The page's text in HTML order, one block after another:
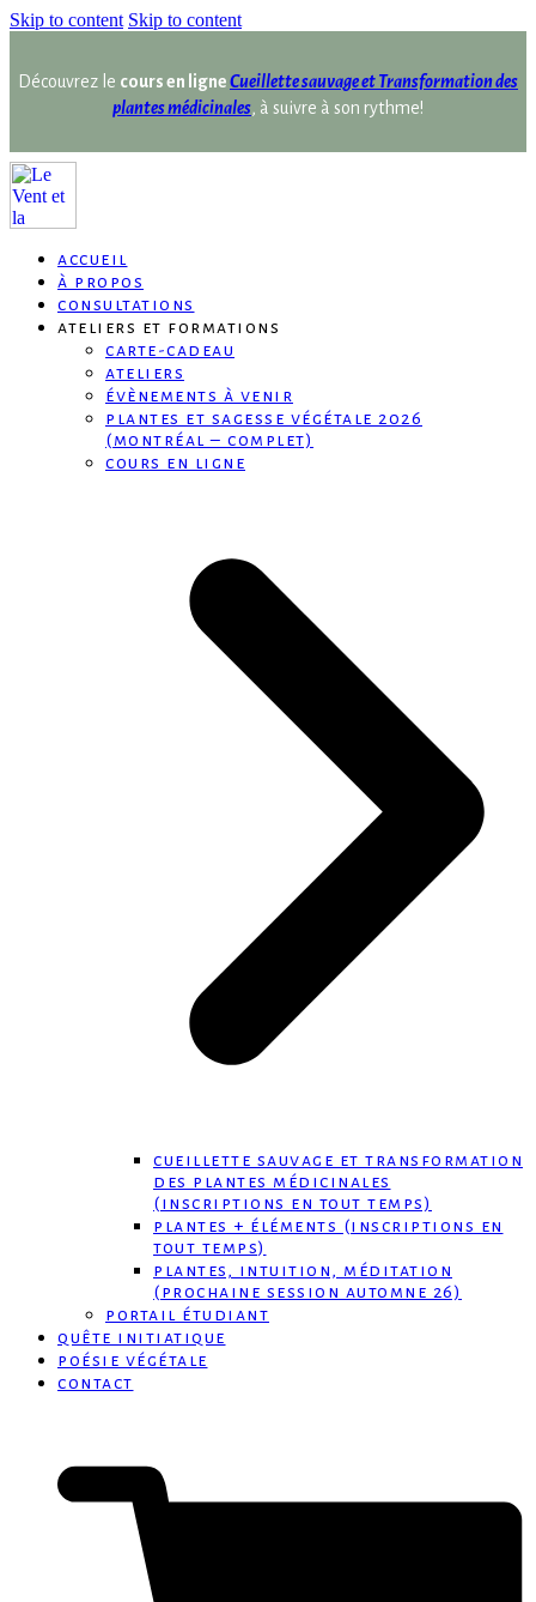
Skip to content Skip to content
Découvrez le cours en ligneCueillette sauvage et Transformation des
plantes médicinales, à suivre à son rythme!
accueil
à propos
consultations
ateliers et formations
carte-cadeau
ateliers
évènements à venir
plantes et sagesse végétale 2026
(montréal – complet)
cours en ligne
cueillette sauvage et transformation
des plantes médicinales
(inscriptions en tout temps)
plantes + éléments (inscriptions en
tout temps)
plantes, intuition, méditation
(prochaine session automne 26)
portail étudiant
quête initiatique
poésie végétale
contact